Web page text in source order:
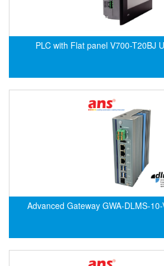
ECONEX
Electro Adda
Electronics Inc. Viet Nam
PLC with Flat panel V700-T20BJ
Advanced Gateway GWA-DLMS-